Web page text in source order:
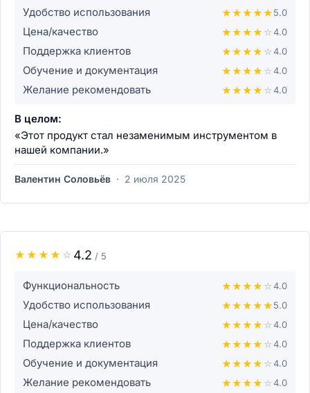
Удобство использования ★★★★★5.0
Цена/качество ★★★★ ☆4.0
Поддержка клиентов ★★★★ ☆4.0
Обучение и документация ★★★★ ☆4.0
Желание рекомендовать ★★★★ ☆4.0
В целом:
«Этот продукт стал незаменимым инструментом в
нашей компании.»
Валентин Соловьёв · 2 июля 2025
★ ★ ★ ★ ☆ 4.2 / 5
Функциональность ★★★★ ☆4.0
Удобство использования ★★★★★5.0
Цена/качество ★★★★ ☆4.0
Поддержка клиентов ★★★★ ☆4.0
Обучение и документация ★★★★ ☆4.0
Желание рекомендовать ★★★★ ☆4.0